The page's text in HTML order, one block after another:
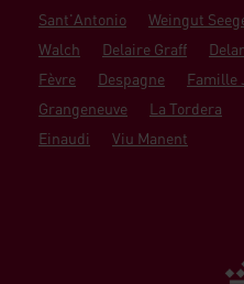
Sant'Antonio
Weingut
Walch
Delaire Graff
Fèvre
Despagne Famille
Grangeneuve
La Tordera
Einaudi
Viu Manent